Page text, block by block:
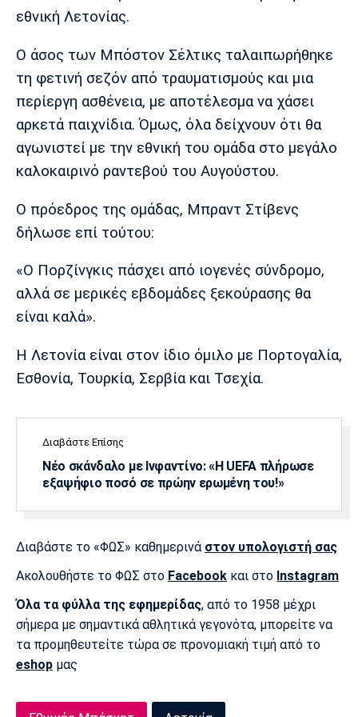
Cine Spot
Running
Παρασκήνιο
Πανσερραϊκός
Μπαρτσελόνα
Ρεάλ
Ατλέτικο
Μάντσεστερ
Γιουνάιτεντ
Τσέλσι Άρσεναλ
Μάντσεστερ
Σίτι
Γιουβέντους
Ίντερ Μίλαν Μπάγερν
Μπορούσια
Παρί Σεν
Μαρσέιγ
Μονακό
Ερυθρός
Τότεναμ
εθνική Λετονίας.
Ο άσος των Μπόστον Σέλτικς ταλαιπωρήθηκε
τη φετινή σεζόν από τραυματισμούς και μια
περίεργη ασθένεια, με αποτέλεσμα να χάσει
αρκετά παιχνίδια. Όμως, όλα δείχνουν ότι θα
αγωνιστεί με την εθνική του ομάδα στο μεγάλο
καλοκαιρινό ραντεβού του Αυγούστου.
Ο πρόεδρος της ομάδας, Μπραντ Στίβενς
δήλωσε επί τούτου:
«Ο Πορζίνγκις πάσχει από ιογενές σύνδρομο,
αλλά σε μερικές εβδομάδες ξεκούρασης θα
είναι καλά».
Η Λετονία είναι στον ίδιο όμιλο με Πορτογαλία,
Εσθονία, Τουρκία, Σερβία και Τσεχία.
Διαβάστε Επίσης
Νέο σκάνδαλο με Ινφαντίνο: «Η UEFA πλήρωσε
εξαψήφιο ποσό σε πρώην ερωμένη του!»
Διαβάστε το «ΦΩΣ» καθημερινά στον υπολογιστή σας
Ακολουθήστε το ΦΩΣ στο Facebook και στο Instagram
Όλα τα φύλλα της εφημερίδας, από το 1958 μέχρι
σήμερα με σημαντικά αθλητικά γεγονότα, μπορείτε να
τα προμηθευτείτε τώρα σε προνομιακή τιμή από το
eshop μας